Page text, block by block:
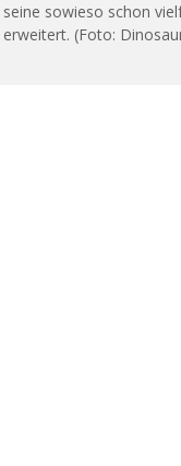
seine sowieso schon
erweitert. (Foto: